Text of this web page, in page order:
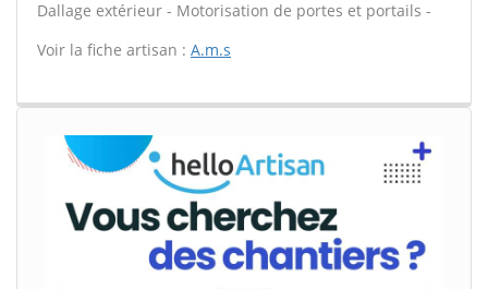
Dallage extérieur - Motorisation de portes et portails -
Voir la fiche artisan : A.m.s